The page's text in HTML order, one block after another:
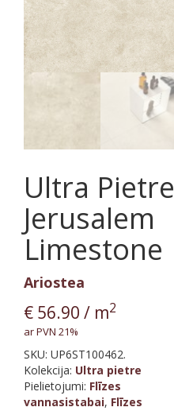
Ultra Pietre
Jerusalem
Limestone
Ariostea
€ 56.90 / m2
ar PVN 21%
SKU: UP6ST100462.
Kolekcija: Ultra pietre
Pielietojumi: Flīzes
vannasistabai, Flīzes